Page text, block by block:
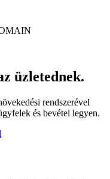
üzletednek.
rendszerével
és bevétel legyen.